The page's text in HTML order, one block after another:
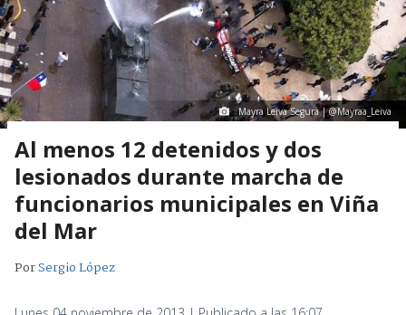
Mayra Leiva Segura | ‏@Mayraa_Leiva
Al menos 12 detenidos y dos
lesionados durante marcha de
funcionarios municipales en Viña
del Mar
PorSergio López